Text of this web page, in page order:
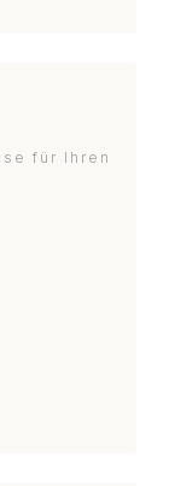
für Ihren